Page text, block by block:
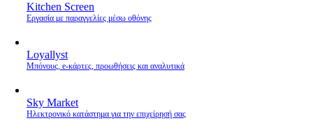
Kitchen Screen
Εργασία με παραγγελίες μέσω οθόνης
Loyallyst
Μπόνους, e‑κάρτες, προωθήσεις και αναλυτικά
Sky Market
Ηλεκτρονικό κατάστημα για την επιχείρησή σας